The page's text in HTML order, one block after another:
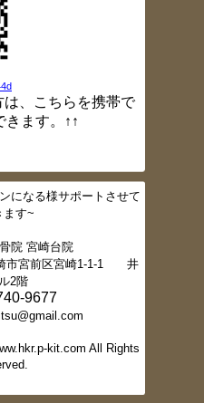
灸頭鍼）
小指しびれ）
肩痛）
大胸筋ストレッチ）
（スクワット法）
（体幹トレーニング
（体幹トレーニング
（体幹とは）
（デスクワーク時の
は、こちらを携帯で
きます。↑↑
になる様サポートさせて
ます~
院 宮崎台院
市宮前区宮崎1-1-1 井
2階
9677
kit.com All Rights